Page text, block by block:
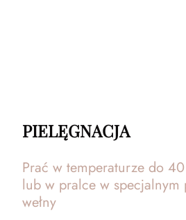
PIELĘGNACJA
Prać w temperaturze do
lub w pralce w specjalnym
wełny